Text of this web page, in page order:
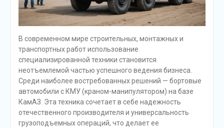
В современном мире строительных, монтажных и
транспортных работ использование
специализированной техники становится
неотъемлемой частью успешного ведения бизнеса.
Среди наиболее востребованных решений — бортовые
автомобили с КМУ (краном-манипулятором) на базе
КамАЗ. Эта техника сочетает в себе надежность
отечественного производителя и универсальность
грузоподъемных операций, что делает ее